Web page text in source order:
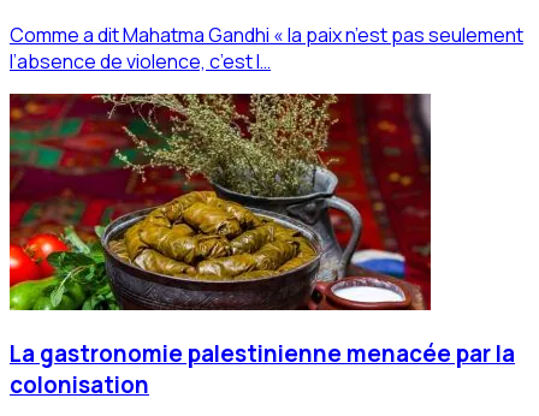
Comme a dit Mahatma Gandhi « la paix n’est pas seulement
l’absence de violence, c’est l…
La gastronomie palestinienne menacée par la
colonisation